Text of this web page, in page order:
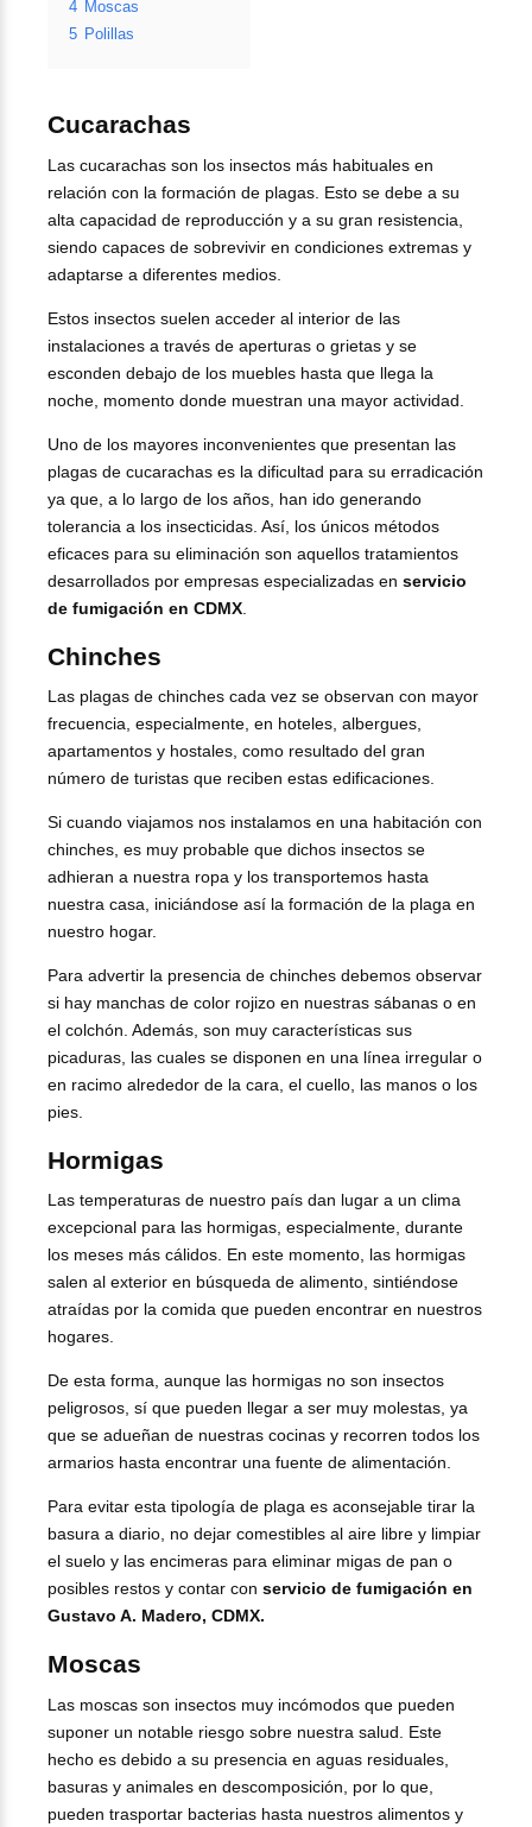
4 Moscas
5 Polillas
Cucarachas
Las cucarachas son los insectos más habituales en
relación con la formación de plagas. Esto se debe a su
alta capacidad de reproducción y a su gran resistencia,
siendo capaces de sobrevivir en condiciones extremas y
adaptarse a diferentes medios.
Estos insectos suelen acceder al interior de las
instalaciones a través de aperturas o grietas y se
esconden debajo de los muebles hasta que llega la
noche, momento donde muestran una mayor actividad.
Uno de los mayores inconvenientes que presentan las
plagas de cucarachas es la dificultad para su erradicación
ya que, a lo largo de los años, han ido generando
tolerancia a los insecticidas. Así, los únicos métodos
eficaces para su eliminación son aquellos tratamientos
desarrollados por empresas especializadas en servicio
de fumigación en CDMX
Chinches
Las plagas de chinches cada vez se observan con mayor
frecuencia, especialmente, en hoteles, albergues,
apartamentos y hostales, como resultado del gran
número de turistas que reciben estas edificaciones.
Si cuando viajamos nos instalamos en una habitación con
chinches, es muy probable que dichos insectos se
adhieran a nuestra ropa y los transportemos hasta
nuestra casa, iniciándose así la formación de la plaga en
nuestro hogar.
Para advertir la presencia de chinches debemos observar
si hay manchas de color rojizo en nuestras sábanas o en
el colchón. Además, son muy características sus
picaduras, las cuales se disponen en una línea irregular o
en racimo alrededor de la cara, el cuello, las manos o los
pies.
Hormigas
Las temperaturas de nuestro país dan lugar a un clima
excepcional para las hormigas, especialmente, durante
los meses más cálidos. En este momento, las hormigas
salen al exterior en búsqueda de alimento, sintiéndose
atraídas por la comida que pueden encontrar en nuestros
hogares.
De esta forma, aunque las hormigas no son insectos
peligrosos, sí que pueden llegar a ser muy molestas, ya
que se adueñan de nuestras cocinas y recorren todos los
armarios hasta encontrar una fuente de alimentación.
Para evitar esta tipología de plaga es aconsejable tirar la
basura a diario, no dejar comestibles al aire libre y limpiar
el suelo y las encimeras para eliminar migas de pan o
posibles restos y contar con servicio de fumigación en
Gustavo A. Madero, CDMX.
Moscas
Las moscas son insectos muy incómodos que pueden
suponer un notable riesgo sobre nuestra salud. Este
hecho es debido a su presencia en aguas residuales,
basuras y animales en descomposición, por lo que,
pueden trasportar bacterias hasta nuestros alimentos y